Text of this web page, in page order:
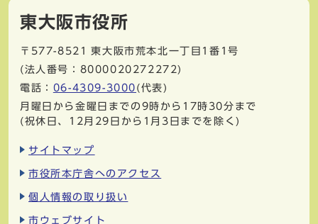
東大阪市役所
〒577-8521
東大阪市荒本北一丁目1番1号
(法人番号：8000020272272)
電話： 06-4309-3000 (代表)
月曜日から金曜日までの9時から17時30分まで
(祝休日、12月29日から1月3日までを除く)
サイトマップ
市役所本庁舎へのアクセス
個人情報の取り扱い
市ウェブサイト